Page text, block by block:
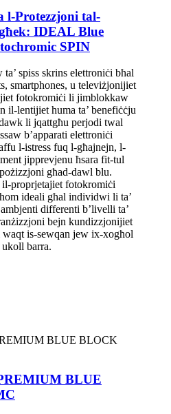
l-Protezzjoni tal-
IDEAL Blue
SPIN
spiss skrins elettroniċi bħal
smartphones, u televiżjonijiet
fotokromiċi li jimblokkaw
il-lentijiet huma ta’ benefiċċju
li jqattgħu perjodi twal
b’apparati elettroniċi
l-istress fuq l-għajnejn, l-
jipprevjenu ħsara fit-tul
għad-dawl blu.
proprjetajiet fotokromiċi
ideali għal individwi li ta’
differenti b’livelli ta’
bejn kundizzjonijiet
waqt is-sewqan jew ix-xogħol
barra.
BLUE